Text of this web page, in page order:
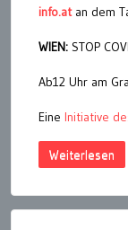
info.atan dem
WIEN: STOP
Ab12 Uhr am
Eine Initiative
Weiterlesen